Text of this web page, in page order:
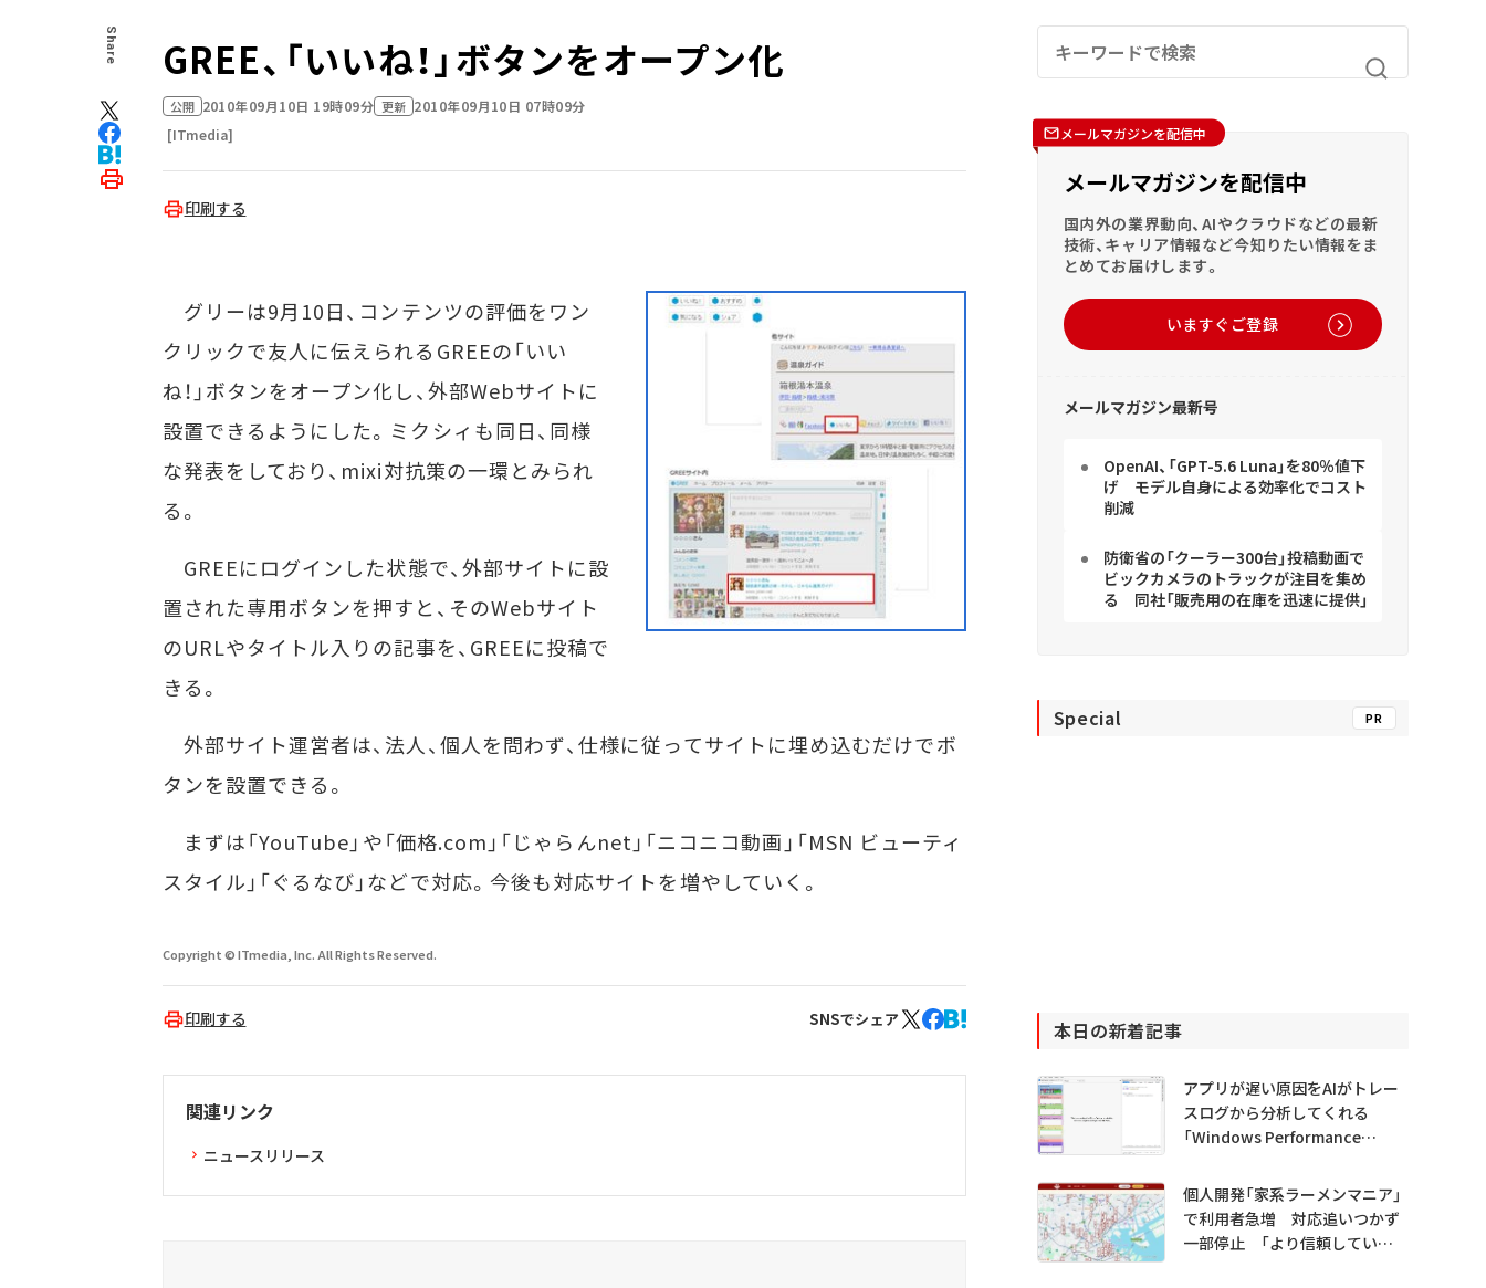
Share GREE、「いいね！」ボタンをオープン化
公開 2010年09月10日 19時09分 更新 2010年09月10日 07時09分
[ITmedia]
印刷する
グリーは9月10日、コンテンツの評価をワン
クリックで友人に伝えられるGREEの「いい
ね！」ボタンをオープン化し、外部Webサイトに
設置できるようにした。ミクシィも同日、同様
な発表をしており、mixi対抗策の一環とみられ
る。
GREEにログインした状態で、外部サイトに設
置された専用ボタンを押すと、そのWebサイト
のURLやタイトル入りの記事を、GREEに投稿で
きる。
外部サイト運営者は、法人、個人を問わず、仕様に従ってサイトに埋め込むだけでボ
タンを設置できる。
まずは「YouTube」や「価格.com」「じゃらんnet」「ニコニコ動画」「MSN ビューティ
スタイル」「ぐるなび」などで対応。今後も対応サイトを増やしていく。
Copyright © ITmedia, Inc. All Rights Reserved.
印刷する SNSでシェア
関連リンク
ニュースリリース
メールマガジンを配信中
メールマガジンを配信中
国内外の業界動向、AIやクラウドなどの最新
技術、キャリア情報など今知りたい情報をま
とめてお届けします。
いますぐご登録
メールマガジン最新号
OpenAI、「GPT-5.6 Luna」を80％値下
げ モデル自身による効率化でコスト
削減
防衛省の「クーラー300台」投稿動画で
ビックカメラのトラックが注目を集め
る 同社「販売用の在庫を迅速に提供」
Special PR
本日の新着記事
アプリが遅い原因をAIがトレー
スログから分析してくれる
「Windows Performance
プレビュー公開
個人開発「家系ラーメンマニア」
で利用者急増 対応追いつかず
一部停止 「より信頼していた